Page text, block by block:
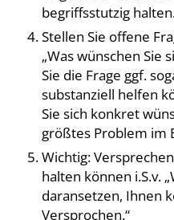
begriffsstutzig
Stellen Sie offene
„Was wünschen Sie
Sie die Frage ggf.
substanziell helfen
Sie sich konkret
größtes Problem im
Wichtig:
halten können i.S.v.
daransetzen, Ihnen
Versprochen.“